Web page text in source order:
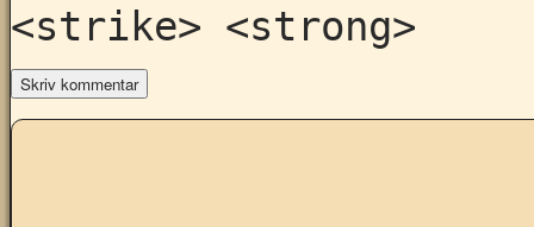
<strike> <strong>